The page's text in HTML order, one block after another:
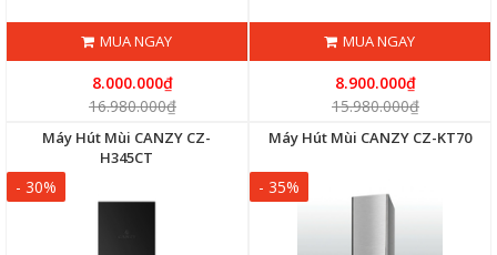
MUA NGAY
8.000.000₫
16.980.000₫
MUA NGAY
8.900.000₫
15.980.000₫
Máy Hút Mùi CANZY CZ-
H345CT
- 30%
Máy Hút Mùi CANZY CZ-KT70
- 35%